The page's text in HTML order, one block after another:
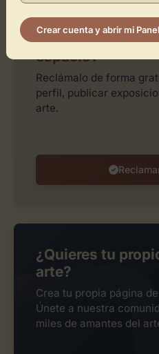
¿Eres el
espacio?
Reclámalo de forma
perfil, publicar
arte.
¿Quieres tu
arte?
Crea tu propia página
Únete a nuestra
miles de amantes del
Crear cuenta y abrir mi Panel